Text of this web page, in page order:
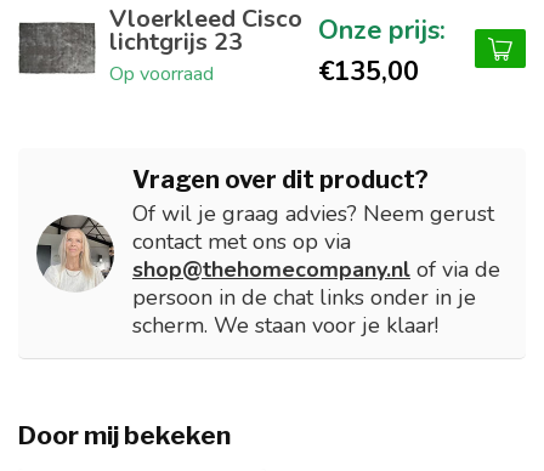
Vloerkleed Cisco
lichtgrijs 23
Op voorraad €135,00
Vragen over dit product?
Of wil je graag advies? Neem gerust
contact met ons op via
shop@thehomecompany.nl of via de
persoon in de chat links onder in je
scherm. We staan voor je klaar!
Door mij bekeken